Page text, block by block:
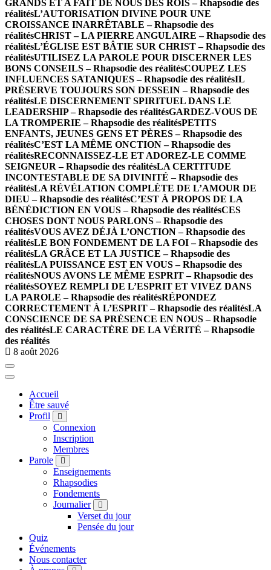
GRANDS ET A FAIT DE NOUS DES ROIS – Rhapsodie des
réalitésL’AUTORISATION DIVINE POUR UNE
CROISSANCE INARRÊTABLE – Rhapsodie des
réalitésCHRIST – LA PIERRE ANGULAIRE – Rhapsodie des
réalitésL’ÉGLISE EST BÂTIE SUR CHRIST – Rhapsodie des
réalitésUTILISEZ LA PAROLE POUR DISCERNER LES
BONS CONSEILS – Rhapsodie des réalitésCOUPEZ LES
INFLUENCES SATANIQUES – Rhapsodie des réalitésIL
PRÉSERVE TOUJOURS SON DESSEIN – Rhapsodie des
réalitésLE DISCERNEMENT SPIRITUEL DANS LE
LEADERSHIP – Rhapsodie des réalitésGARDEZ-VOUS DE
LA TROMPERIE – Rhapsodie des réalitésPETITS
ENFANTS, JEUNES GENS ET PÈRES – Rhapsodie des
réalitésC’EST LA MÊME ONCTION – Rhapsodie des
réalitésRECONNAISSEZ-LE ET ADOREZ-LE COMME
SEIGNEUR – Rhapsodie des réalitésLA CERTITUDE
INCONTESTABLE DE SA DIVINITÉ – Rhapsodie des
réalitésLA RÉVÉLATION COMPLÈTE DE L’AMOUR DE
DIEU – Rhapsodie des réalitésC’EST À PROPOS DE LA
BÉNÉDICTION EN VOUS – Rhapsodie des réalitésCES
CHOSES DONT NOUS PARLONS – Rhapsodie des
réalitésVOUS AVEZ DÉJÀ L’ONCTION – Rhapsodie des
réalitésLE BON FONDEMENT DE LA FOI – Rhapsodie des
réalitésLA GRÂCE ET LA JUSTICE – Rhapsodie des
réalitésLA PUISSANCE EST EN VOUS – Rhapsodie des
réalitésNOUS AVONS LE MÊME ESPRIT – Rhapsodie des
réalitésSOYEZ REMPLI DE L’ESPRIT ET VIVEZ DANS
LA PAROLE – Rhapsodie des réalitésRÉPONDEZ
CORRECTEMENT À L’ESPRIT – Rhapsodie des réalitésLA
CONSCIENCE DE SA PRÉSENCE EN NOUS – Rhapsodie
des réalitésLE CARACTÈRE DE LA VÉRITÉ – Rhapsodie
des réalités
8 août 2026
Accueil
Être sauvé
Profil
Connexion
Inscription
Membres
Parole
Enseignements
Rhapsodies
Fondements
Journalier
Verset du jour
Pensée du jour
Quiz
Événements
Nous contacter